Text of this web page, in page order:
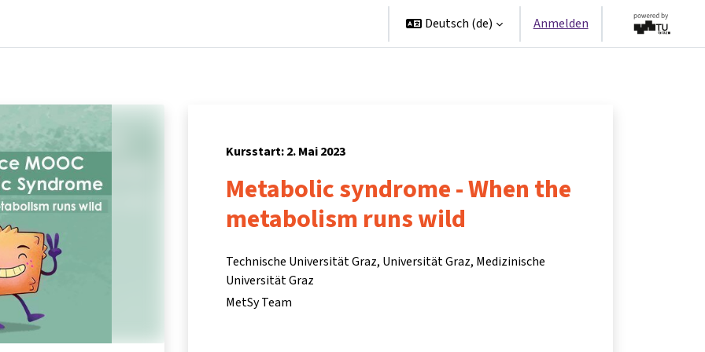
Deutsch ‎(de)‎ Anmelden
Kursstart: 2. Mai 2023
Metabolic syndrome - When the
metabolism runs wild
Technische Universität Graz, Universität Graz, Medizinische
Universität Graz
MetSy Team